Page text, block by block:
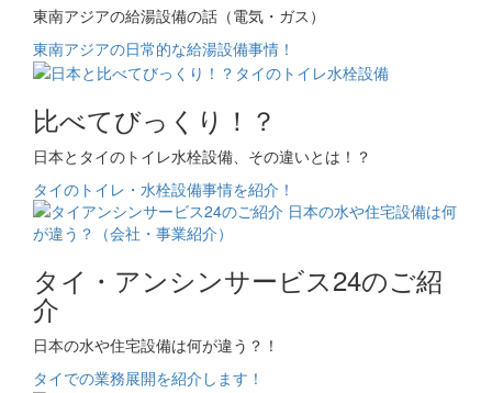
東南アジアの給湯設備の話（電気・ガス）
東南アジアの日常的な給湯設備事情！
比べてびっくり！？
日本とタイのトイレ水栓設備、その違いとは！？
タイのトイレ・水栓設備事情を紹介！
タイ・アンシンサービス24のご紹
介
日本の水や住宅設備は何が違う？！
タイでの業務展開を紹介します！